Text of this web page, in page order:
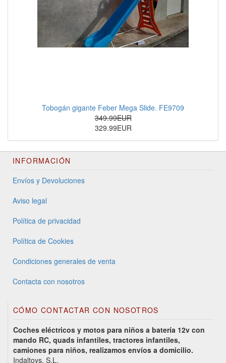
Tobogán gigante Feber Mega Slide. FE9709
349.99EUR
329.99EUR
INFORMACIÓN
Envíos y Devoluciones
Aviso legal
Política de privacidad
Política de Cookies
Condiciones generales de venta
Contacta con nosotros
CÓMO CONTACTAR CON NOSOTROS
Coches eléctricos y motos para niños a batería 12v con
mando RC, quads infantiles, tractores infantiles,
camiones para niños, realizamos envíos a domicilio.
Indaltoys, S.L.